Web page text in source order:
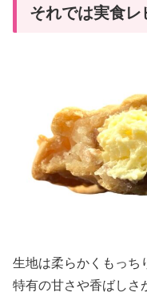
それでは実食レ
生地は柔らかくもっち
特有の甘さや香ばしさ